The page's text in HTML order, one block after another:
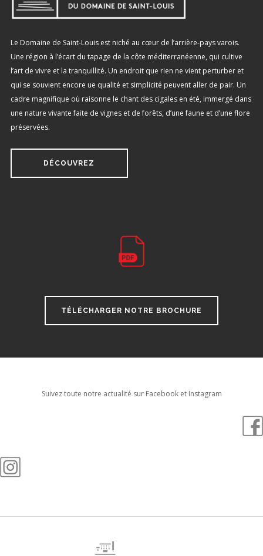
Le Domaine de Saint-Louis est niché au cœur de l’arrière-pays varois.
Une région à l’écart du tapage de la côte méditerranéenne, qui cultive
l’art de vivre et la tranquillité. Un endroit que rien ne vient perturber et
qui se souvient encore ue qualité et simplicité peuvent aller de pair. Un
cadre magnifique où raisonne le chant des cigales en été, immergé dans
une nature vivante faite de vignes et de forêts, d’une faune et d’une flore
préservées.
DÉCOUVREZ
TÉLÉCHARGER NOTRE BROCHURE
Suivez toute notre actualité sur Facebook et Instagram